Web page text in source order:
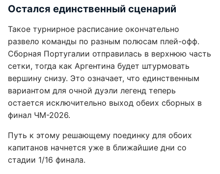
Остался единственный сценарий
Такое турнирное расписание окончательно
развело команды по разным полюсам плей-офф.
Сборная Португалии отправилась в верхнюю часть
сетки, тогда как Аргентина будет штурмовать
вершину снизу. Это означает, что единственным
вариантом для очной дуэли легенд теперь
остается исключительно выход обеих сборных в
финал ЧМ-2026.
Путь к этому решающему поединку для обоих
капитанов начнется уже в ближайшие дни со
стадии 1/16 финала.